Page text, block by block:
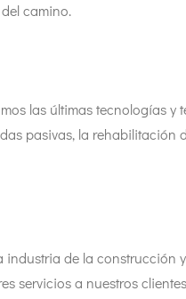
camino.
las últimas tecnologías
pasivas, la
industria de la construcción
servicios a nuestros